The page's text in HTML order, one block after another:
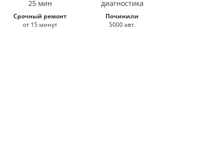
Срочный ремонт
от 15 минут
Починили
5000 авт.